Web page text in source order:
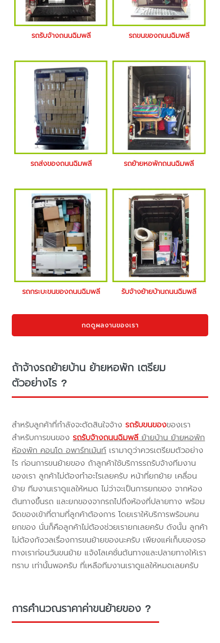
รถรับจ้างถนนฉิมพลี รถขนของถนนฉิมพลี
รถส่งของถนนฉิมพลี รถย้ายหอพักถนนฉิมพลี
รถกระบะขนของถนนฉิมพลี รับจ้างย้ายบ้านถนนฉิมพลี
กดดูผลงานของเรา
ถ้าจ้างรถย้ายบ้าน ย้ายหอพัก เตรียม
ตัวอย่างไร ?
สำหรับลูกค้าที่กำลังจะตัดสินใจจ้างรถรับขนของของเรา
สำหรับการขนของรถรับจ้างถนนฉิมพลีย้ายบ้าน ย้ายหอพัก
ห้องพัก คอนโด อพาร์ทเม้นท์เรามาดูว่าควรเตรียมตัวอย่าง
ไร ก่อนการขนย้ายของ ถ้าลูกค้าใช้บริการรถรับจ้างทีมงาน
ของเรา ลูกค้าไม่ต้องทำอะไรเลยครับ หน้าที่ยกย้าย เคลื่อน
ย้าย ทีมงานเราดูแลให้หมด ไม่ว่าจะเป็นการยกของ จากห้อง
ต้นทางขึ้นรถ และยกของจากรถไปถึงห้องที่ปลายทาง พร้อม
จัดของเข้าที่ตามที่ลูกค้าต้องการ โดยเราให้บริการพร้อมคน
ยกของ นั่นก็คือลูกค้าไม่ต้องช่วยเรายกเลยครับ ดังนั้น ลูกค้า
ไม่ต้องกังวลเรื่องการขนย้ายของนะครับ เพียงแค่เก็บของรอ
ทางเราก่อนวันขนย้าย แจ้งโลเคชั่นต้นทางและปลายทางให้เรา
ทราบ เท่านั้นพอครับ ที่เหลือทีมงานเราดูแลให้หมดเลยครับ
การคำนวณราคาค่าขนย้ายของ ?